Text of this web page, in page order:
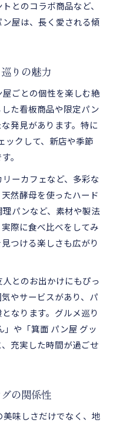
ブランドの特徴
屋比較
ンド軸で分析
ドの違いを考察
ド別にチェック
島の個性
島の個性豊かさ
する街の魅力
ランディングを実感
りの楽しみ方提案
個性を味わうコツ
とのコラボ商品など、
屋は、長く愛される傾
りの魅力
ごとの個性を楽しむ絶
た看板商品や限定パン
発見があります。特に
ックして、新店や季節
。
ーカフェなど、多彩な
然酵母を使ったハード
パンなど、素材や製法
際に食べ比べをしてみ
つける楽しさも広がり
とのお出かけにもぴっ
やサービスがあり、パ
なります。グルメ巡り
や「箕面 パン屋 グッ
充実した時間が過ごせ
の関係性
味しさだけでなく、地